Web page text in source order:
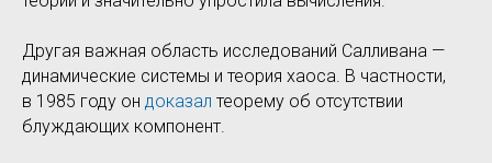
Другая важная область исследований Салливана —
динамические системы и теория хаоса. В частности,
в 1985 году он доказал теорему об отсутствии
блуждающих компонент.